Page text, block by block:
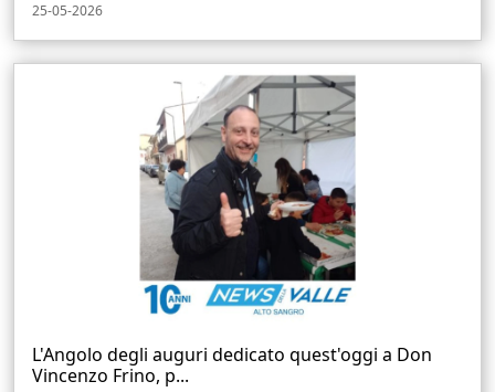
25-05-2026
L'Angolo degli auguri dedicato quest'oggi a Don
Vincenzo Frino, p...